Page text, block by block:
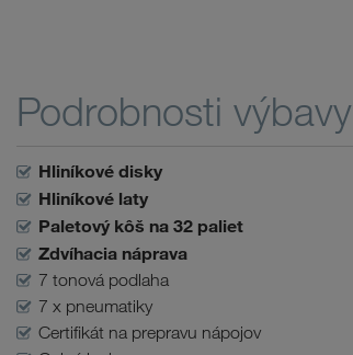
Podrobnosti výbavy
Hliníkové disky
Hliníkové laty
Paletový kôš na 32 paliet
Zdvíhacia náprava
7 tonová podlaha
7 x pneumatiky
Certifikát na prepravu nápojov